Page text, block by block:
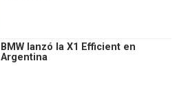
BMW lanzó la X1 Efficient en
Argentina